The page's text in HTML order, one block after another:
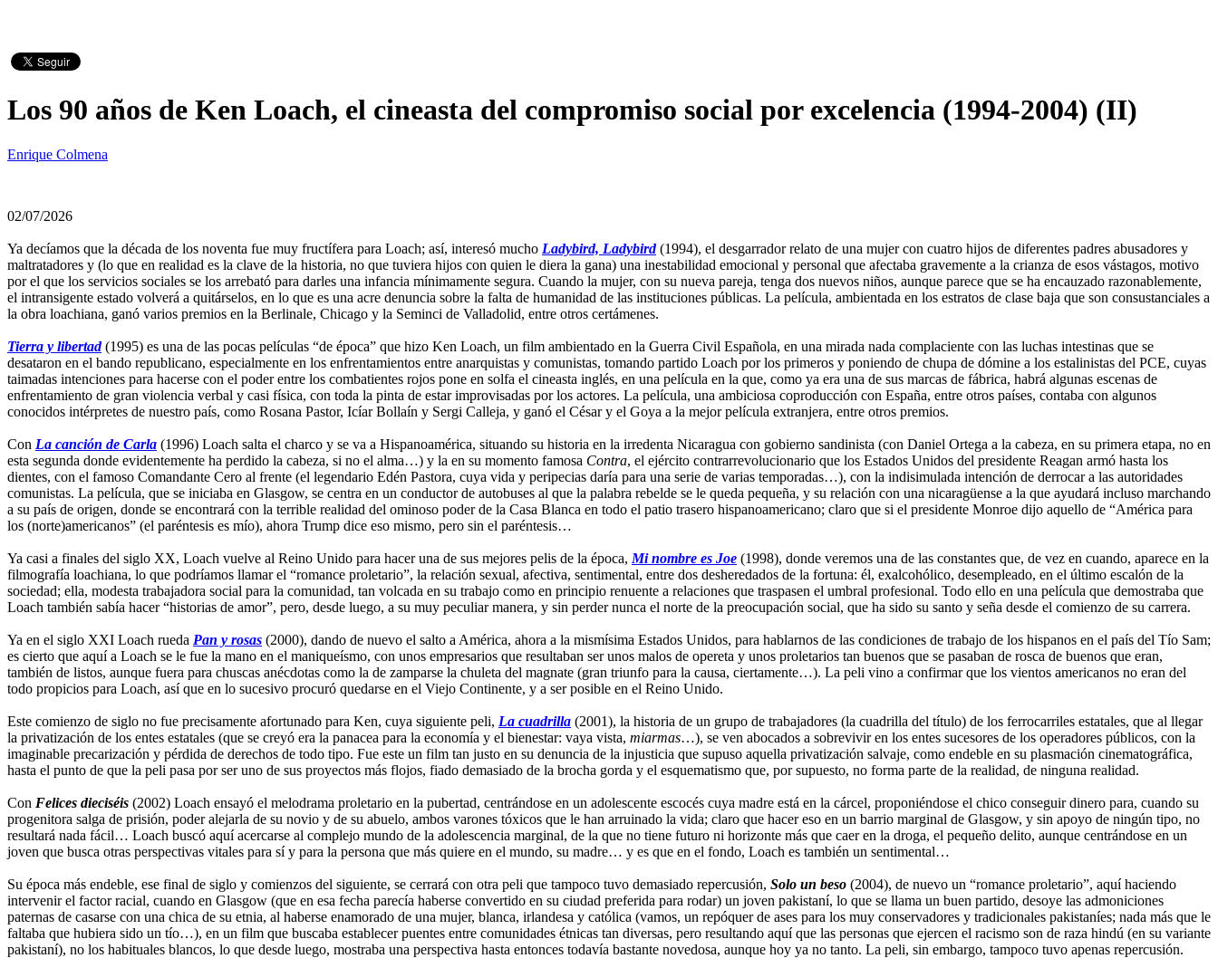
Los 90 años de Ken Loach, el cineasta del compromiso social por excelencia (1994-2004) (II)
Enrique Colmena
02/07/2026
Ya decíamos que la década de los noventa fue muy fructífera para Loach; así, interesó mucho Ladybird, Ladybird(1994), el desgarrador relato de una mujer con cuatro hijos de diferentes padres abusadores y
maltratadores y (lo que en realidad es la clave de la historia, no que tuviera hijos con quien le diera la gana) una inestabilidad emocional y personal que afectaba gravemente a la crianza de esos vástagos, motivo
por el que los servicios sociales se los arrebató para darles una infancia mínimamente segura. Cuando la mujer, con su nueva pareja, tenga dos nuevos niños, aunque parece que se ha encauzado razonablemente,
el intransigente estado volverá a quitárselos, en lo que es una acre denuncia sobre la falta de humanidad de las instituciones públicas. La película, ambientada en los estratos de clase baja que son consustanciales a
la obra loachiana, ganó varios premios en la Berlinale, Chicago y la Seminci de Valladolid, entre otros certámenes.
Tierra y libertad(1995) es una de las pocas películas “de época” que hizo Ken Loach, un film ambientado en la Guerra Civil Española, en una mirada nada complaciente con las luchas intestinas que se
desataron en el bando republicano, especialmente en los enfrentamientos entre anarquistas y comunistas, tomando partido Loach por los primeros y poniendo de chupa de dómine a los estalinistas del PCE, cuyas
taimadas intenciones para hacerse con el poder entre los combatientes rojos pone en solfa el cineasta inglés, en una película en la que, como ya era una de sus marcas de fábrica, habrá algunas escenas de
enfrentamiento de gran violencia verbal y casi física, con toda la pinta de estar improvisadas por los actores. La película, una ambiciosa coproducción con España, entre otros países, contaba con algunos
conocidos intérpretes de nuestro país, como Rosana Pastor, Icíar Bollaín y Sergi Calleja, y ganó el César y el Goya a la mejor película extranjera, entre otros premios.
Con La canción de Carla (1996) Loach salta el charco y se va a Hispanoamérica, situando su historia en la irredenta Nicaragua con gobierno sandinista (con Daniel Ortega a la cabeza, en su primera etapa, no en
esta segunda donde evidentemente ha perdido la cabeza, si no el alma…) y la en su momento famosa Contra, el ejército contrarrevolucionario que los Estados Unidos del presidente Reagan armó hasta los
dientes, con el famoso Comandante Cero al frente (el legendario Edén Pastora, cuya vida y peripecias daría para una serie de varias temporadas…), con la indisimulada intención de derrocar a las autoridades
comunistas. La película, que se iniciaba en Glasgow, se centra en un conductor de autobuses al que la palabra rebelde se le queda pequeña, y su relación con una nicaragüense a la que ayudará incluso marchando
a su país de origen, donde se encontrará con la terrible realidad del ominoso poder de la Casa Blanca en todo el patio trasero hispanoamericano; claro que si el presidente Monroe dijo aquello de “América para
los (norte)americanos” (el paréntesis es mío), ahora Trump dice eso mismo, pero sin el paréntesis…
Ya casi a finales del siglo XX, Loach vuelve al Reino Unido para hacer una de sus mejores pelis de la época, Mi nombre es Joe (1998), donde veremos una de las constantes que, de vez en cuando, aparece en la
filmografía loachiana, lo que podríamos llamar el “romance proletario”, la relación sexual, afectiva, sentimental, entre dos desheredados de la fortuna: él, exalcohólico, desempleado, en el último escalón de la
sociedad; ella, modesta trabajadora social para la comunidad, tan volcada en su trabajo como en principio renuente a relaciones que traspasen el umbral profesional. Todo ello en una película que demostraba que
Loach también sabía hacer “historias de amor”, pero, desde luego, a su muy peculiar manera, y sin perder nunca el norte de la preocupación social, que ha sido su santo y seña desde el comienzo de su carrera.
Ya en el siglo XXI Loach rueda Pan y rosas (2000), dando de nuevo el salto a América, ahora a la mismísima Estados Unidos, para hablarnos de las condiciones de trabajo de los hispanos en el país del Tío Sam;
es cierto que aquí a Loach se le fue la mano en el maniqueísmo, con unos empresarios que resultaban ser unos malos de opereta y unos proletarios tan buenos que se pasaban de rosca de buenos que eran,
también de listos, aunque fuera para chuscas anécdotas como la de zamparse la chuleta del magnate (gran triunfo para la causa, ciertamente…). La peli vino a confirmar que los vientos americanos no eran del
todo propicios para Loach, así que en lo sucesivo procuró quedarse en el Viejo Continente, y a ser posible en el Reino Unido.
Este comienzo de siglo no fue precisamente afortunado para Ken, cuya siguiente peli, La cuadrilla (2001), la historia de un grupo de trabajadores (la cuadrilla del título) de los ferrocarriles estatales, que al llegar
la privatización de los entes estatales (que se creyó era la panacea para la economía y el bienestar: vaya vista, miarmas…), se ven abocados a sobrevivir en los entes sucesores de los operadores públicos, con la
imaginable precarización y pérdida de derechos de todo tipo. Fue este un film tan justo en su denuncia de la injusticia que supuso aquella privatización salvaje, como endeble en su plasmación cinematográfica,
hasta el punto de que la peli pasa por ser uno de sus proyectos más flojos, fiado demasiado de la brocha gorda y el esquematismo que, por supuesto, no forma parte de la realidad, de ninguna realidad.
Con Felices dieciséis (2002) Loach ensayó el melodrama proletario en la pubertad, centrándose en un adolescente escocés cuya madre está en la cárcel, proponiéndose el chico conseguir dinero para, cuando su
progenitora salga de prisión, poder alejarla de su novio y de su abuelo, ambos varones tóxicos que le han arruinado la vida; claro que hacer eso en un barrio marginal de Glasgow, y sin apoyo de ningún tipo, no
resultará nada fácil… Loach buscó aquí acercarse al complejo mundo de la adolescencia marginal, de la que no tiene futuro ni horizonte más que caer en la droga, el pequeño delito, aunque centrándose en un
joven que busca otras perspectivas vitales para sí y para la persona que más quiere en el mundo, su madre… y es que en el fondo, Loach es también un sentimental…
Su época más endeble, ese final de siglo y comienzos del siguiente, se cerrará con otra peli que tampoco tuvo demasiado repercusión, Solo un beso (2004), de nuevo un “romance proletario”, aquí haciendo
intervenir el factor racial, cuando en Glasgow (que en esa fecha parecía haberse convertido en su ciudad preferida para rodar) un joven pakistaní, lo que se llama un buen partido, desoye las admoniciones
paternas de casarse con una chica de su etnia, al haberse enamorado de una mujer, blanca, irlandesa y católica (vamos, un repóquer de ases para los muy conservadores y tradicionales pakistaníes; nada más que le
faltaba que hubiera sido un tío…), en un film que buscaba establecer puentes entre comunidades étnicas tan diversas, pero resultando aquí que las personas que ejercen el racismo son de raza hindú (en su variante
pakistaní), no los habituales blancos, lo que desde luego, mostraba una perspectiva hasta entonces todavía bastante novedosa, aunque hoy ya no tanto. La peli, sin embargo, tampoco tuvo apenas repercusión.